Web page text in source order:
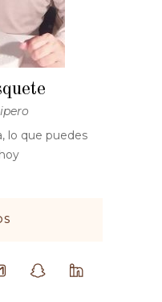
lo que puedes